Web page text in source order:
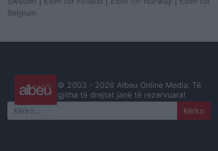
Belgium
© 2003 - 2026 Albeu Online Media. Të
gjitha të drejtat janë të rezervuara!
Search